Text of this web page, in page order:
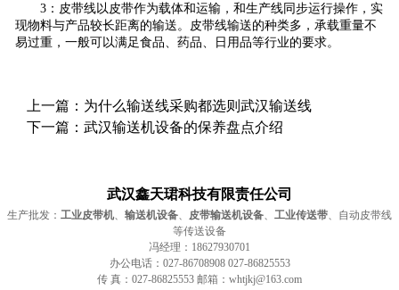
3：皮带线以皮带作为载体和运输，和生产线同步运行操作，实
现物料与产品较长距离的输送。皮带线输送的种类多，承载重量不
易过重，一般可以满足食品、药品、日用品等行业的要求。
上一篇： 为什么输送线采购都选则武汉输送线
下一篇： 武汉输送机设备的保养盘点介绍
武汉鑫天珺科技有限责任公司
生产批发： 工业皮带机 输送机设备 皮带输送机设备 工业传送带 、自动皮带线
等传送设备
冯经理：18627930701
办公电话：027-86708908 027-86825553
传 真：027-86825553 邮箱：whtjkj@163.com